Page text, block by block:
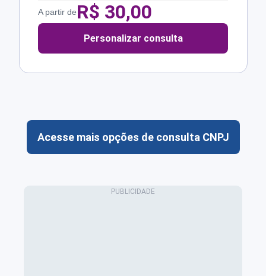
A partir deR$ 30,00
Personalizar consulta
Acesse mais opções de consulta CNPJ